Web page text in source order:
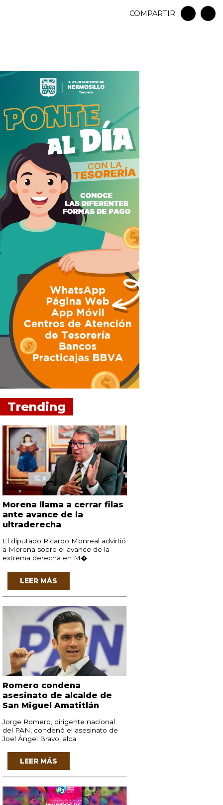
COMPARTIR
Trending
Morena llama a cerrar filas
ante avance de la
ultraderecha
El diputado Ricardo Monreal advirtió
a Morena sobre el avance de la
extrema derecha en M�
LEER MÁS
Romero condena
asesinato de alcalde de
San Miguel Amatitlán
Jorge Romero, dirigente nacional
del PAN, condenó el asesinato de
Joel Ángel Bravo, alca
LEER MÁS